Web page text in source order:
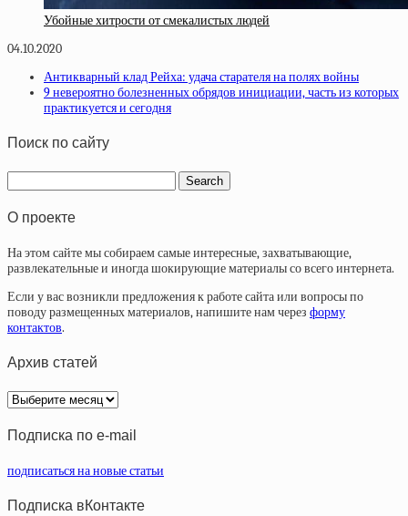
Убойные хитрости от смекалистых людей
04.10.2020
Антикварный клад Рейха: удача старателя на полях войны
9 невероятно болезненных обрядов инициации, часть из которых
практикуется и сегодня
Поиск по сайту
О проекте
На этом сайте мы собираем самые интересные, захватывающие,
развлекательные и иногда шокирующие материалы со всего интернета.
Если у вас возникли предложения к работе сайта или вопросы по
поводу размещенных материалов, напишите нам через форму
контактов.
Архив статей
Архив
статей
Подписка по e-mail
подписаться на новые статьи
Подписка вКонтакте